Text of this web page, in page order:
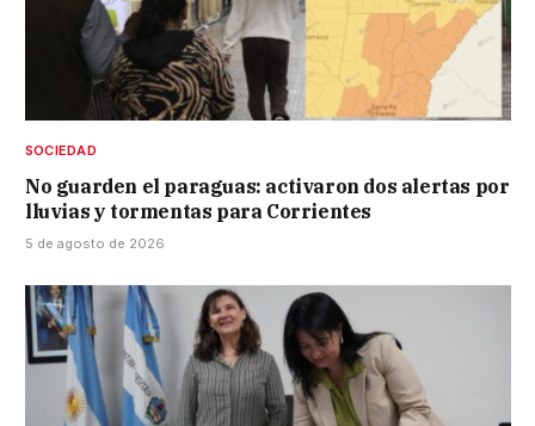
SOCIEDAD
No guarden el paraguas: activaron dos alertas por
lluvias y tormentas para Corrientes
5 de agosto de 2026